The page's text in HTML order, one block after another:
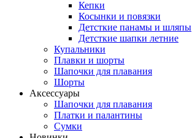
Кепки
Косынки и повязки
Детсткие панамы и шляпы
Детсткие шапки летние
Купальники
Плавки и шорты
Шапочки для плавания
Шорты
Аксессуары
Шапочки для плавания
Платки и палантины
Сумки